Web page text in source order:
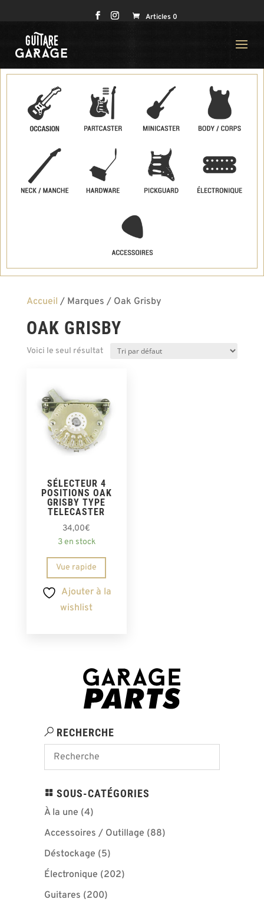
Articles 0
Accueil / Marques / Oak Grisby
OAK GRISBY
Voici le seul résultat
SÉLECTEUR 4
POSITIONS OAK
GRISBY TYPE
TELECASTER
34,00€
3 en stock
Vue rapide
Ajouter à la
wishlist
RECHERCHE
SOUS-CATÉGORIES
À la une (4)
Accessoires / Outillage (88)
Déstockage (5)
Électronique (202)
Guitares (200)